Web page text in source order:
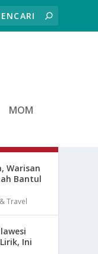
MOM
Warisan
Bantul
Travel
Ini